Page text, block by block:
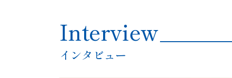
Interview
インタビュー